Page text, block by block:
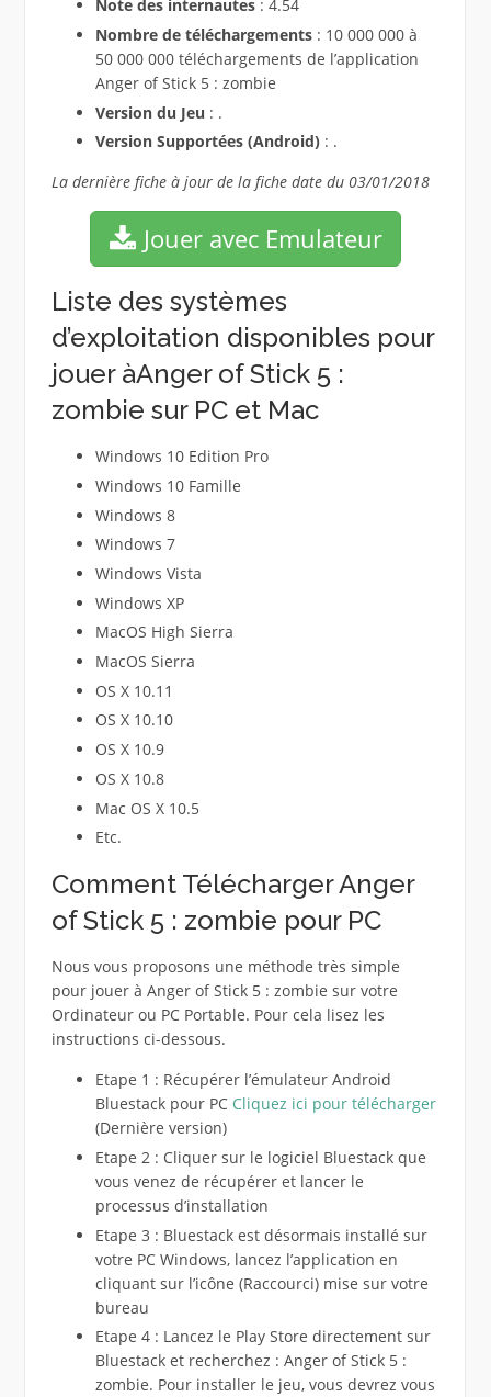
Note des internautes: 4.54
Nombre de téléchargements : 10 000 000 à
50 000 000 téléchargements de l’application
Anger of Stick 5 : zombie
Version du Jeu : .
Version Supportées (Android): .
La dernière fiche à jour de la fiche date du 03/01/2018
Jouer avec Emulateur
Liste des systèmes
d’exploitation disponibles pour
jouer àAnger of Stick 5 :
zombie sur PC et Mac
Windows 10 Edition Pro
Windows 10 Famille
Windows 8
Windows 7
Windows Vista
Windows XP
MacOS High Sierra
MacOS Sierra
OS X 10.11
OS X 10.10
OS X 10.9
OS X 10.8
Mac OS X 10.5
Etc.
Comment Télécharger Anger
of Stick 5 : zombie pour PC
Nous vous proposons une méthode très simple
pour jouer à Anger of Stick 5 : zombie sur votre
Ordinateur ou PC Portable. Pour cela lisez les
instructions ci-dessous.
Etape 1 : Récupérer l’émulateur Android
Bluestack pour PC Cliquez ici pour télécharger
(Dernière version)
Etape 2 : Cliquer sur le logiciel Bluestack que
vous venez de récupérer et lancer le
processus d’installation
Etape 3 : Bluestack est désormais installé sur
votre PC Windows, lancez l’application en
cliquant sur l’icône (Raccourci) mise sur votre
bureau
Etape 4 : Lancez le Play Store directement sur
Bluestack et recherchez : Anger of Stick 5 :
zombie. Pour installer le jeu, vous devrez vous